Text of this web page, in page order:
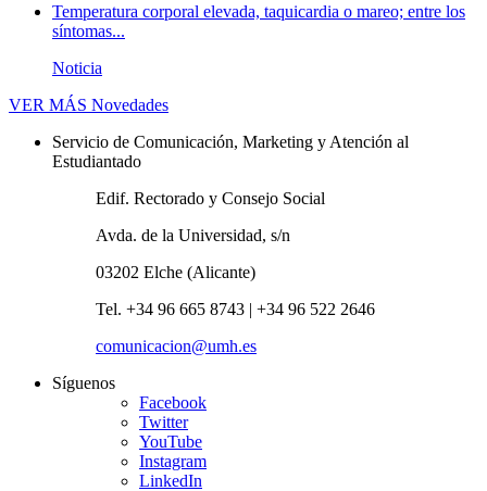
Temperatura corporal elevada, taquicardia o mareo; entre los
síntomas...
Noticia
VER MÁS Novedades
Servicio de Comunicación, Marketing y Atención al
Estudiantado
Edif. Rectorado y Consejo Social
Avda. de la Universidad, s/n
03202 Elche (Alicante)
Tel. +34 96 665 8743 | +34 96 522 2646
comunicacion@umh.es
Síguenos
Facebook
Twitter
YouTube
Instagram
LinkedIn